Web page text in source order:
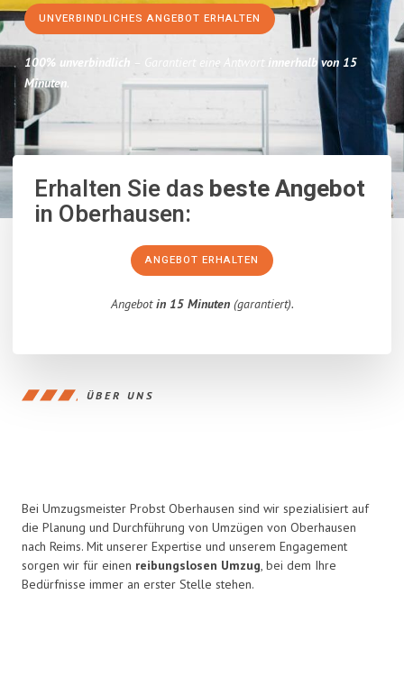
UNVERBINDLICHES ANGEBOT ERHALTEN
100% unverbindlich – Garantiert eine Antwort innerhalb von 15
Minuten.
Erhalten Sie dasbeste Angebot
in Oberhausen:
ANGEBOT ERHALTEN
Angebotin 15 Minuten(garantiert).
ÜBER UNS
Bei Umzugsmeister Probst Oberhausen sind wir spezialisiert auf
die Planung und Durchführung von Umzügen von Oberhausen
nach Reims. Mit unserer Expertise und unserem Engagement
sorgen wir für einen reibungslosen Umzug, bei dem Ihre
Bedürfnisse immer an erster Stelle stehen.